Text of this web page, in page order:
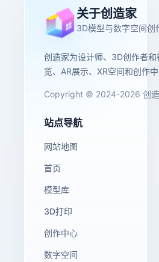
关于创造家
3D模型与数字空间创
创造家为设计师、3D创作者
览、AR展示、XR空间和创作中
Copyright © 2024-2026 创
站点导航
网站地图
首页
模型库
3D打印
创作中心
数字空间